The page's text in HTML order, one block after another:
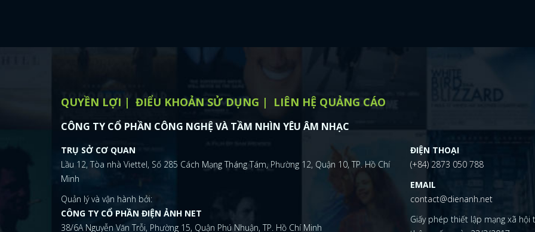
QUYỀN LỢI ĐIỂU KHOẢN SỬ DỤNG LIÊN HỆ QUẢNG CÁO
CÔNG TY CỔ PHẦN CÔNG NGHỆ VÀ TẦM NHÌN YÊU ÂM NHẠC
TRỤ SỞ CƠ QUAN
Lầu 12, Tòa nhà Viettel, Số 285 Cách Mạng Tháng Tám, Phường 12, Quận 10, TP. Hồ Chí
Minh
Quản lý và vận hành bởi:
CÔNG TY CỔ PHẦN ĐIỆN ẢNH NET
38/6A Nguyễn Văn Trỗi, Phường 15, Quận Phú Nhuận, TP. Hồ Chí Minh
ĐIỆN THOẠI
(+84) 2873 050 788
EMAIL
contact@dienanh.net
Giấy phép thiết lập mạng xã hội